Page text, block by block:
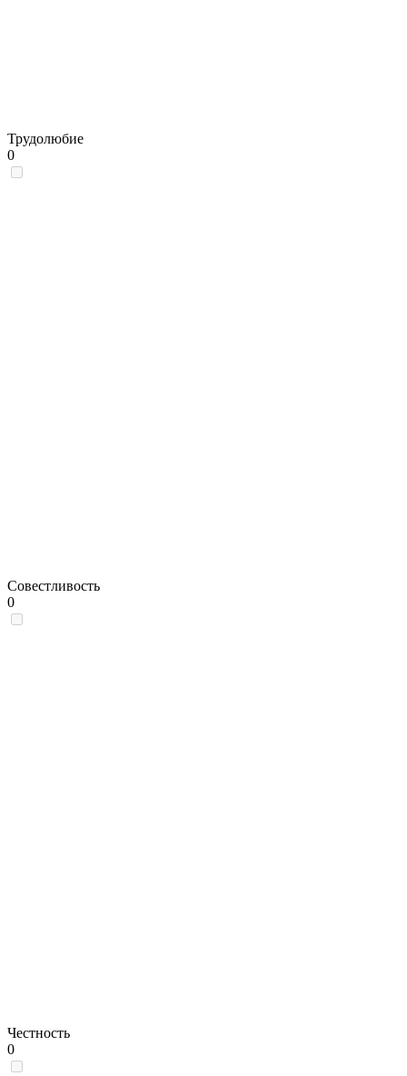
Трудолюбие
0
Совестливость
0
Честность
0